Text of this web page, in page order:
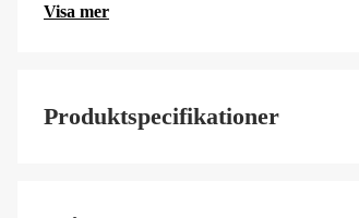
Visa mer
Produktspecifikationer